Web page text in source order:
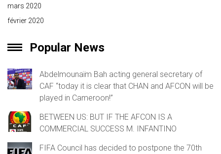
mars 2020
février 2020
Popular News
Abdelmounaïm Bah acting general secretary of
CAF “today it is clear that CHAN and AFCON will be
played in Cameroon!”
BETWEEN US: BUT IF THE AFCON IS A
COMMERCIAL SUCCESS M. INFANTINO
FIFA Council has decided to postpone the 70th